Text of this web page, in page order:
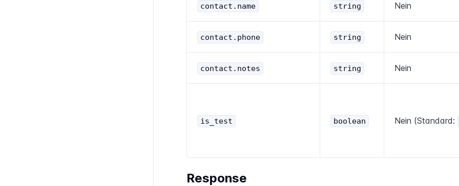
contact.name string Nein
contact.phone string Nein
contact.notes string Nein
is_test boolean Nein (Standard:
Response